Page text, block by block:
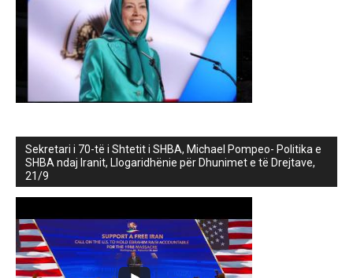
Sekretari i 70-të i Shtetit i SHBA, Michael Pompeo- Politika e
SHBA ndaj Iranit, Llogaridhënie për Dhunimet e të Drejtave,
21/9